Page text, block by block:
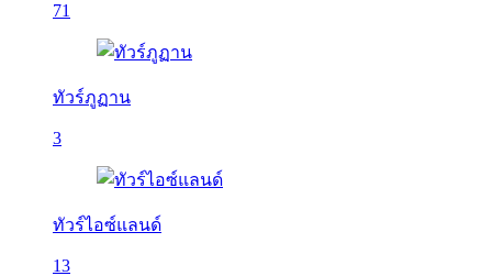
71
ทัวร์ภูฏาน
3
ทัวร์ไอซ์แลนด์
13